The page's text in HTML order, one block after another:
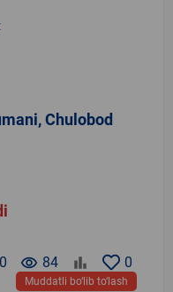
Chulobod
0
remove_red_eye 84
0
Muddatli bo‘lib to‘lash